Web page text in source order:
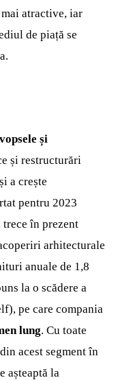
atractive, iar
de piață se
vopsele și
și restructurări
a crește
pentru 2023
în prezent
arhitecturale
anuale de 1,8
la o scădere a
pe care compania
lung. Cu toate
acest segment în
așteaptă la